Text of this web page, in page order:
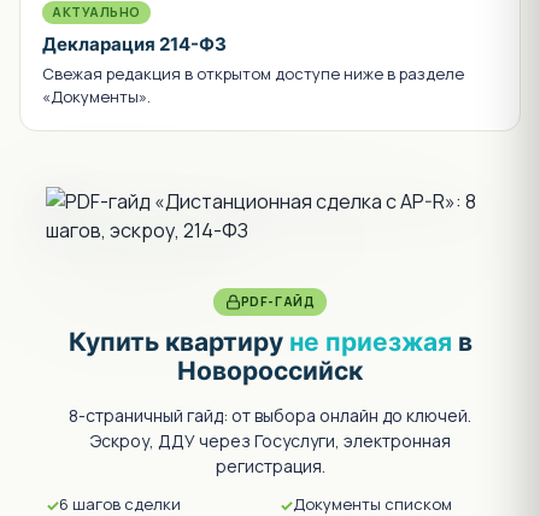
АКТУАЛЬНО
Декларация 214-ФЗ
Свежая редакция в открытом доступе ниже в разделе
«Документы».
PDF-ГАЙД
Купить квартиру не приезжая в
Новороссийск
8-страничный гайд: от выбора онлайн до ключей.
Эскроу, ДДУ через Госуслуги, электронная
регистрация.
6 шагов сделки
Документы списком